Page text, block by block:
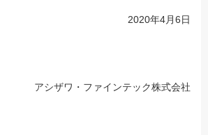
2020年4月6日
アシザワ・ファインテック株式会社